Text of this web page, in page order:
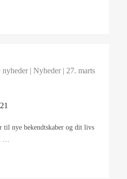
nyheder| Nyheder| 27. marts
til nye bekendtskaber og dit livs
…